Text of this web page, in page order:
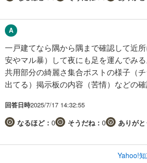
一戸建てなら隅から隅まで確認して近
安やマル暴）して夜にも足を運んでみ
共用部分の綺麗さ集合ポストの様子（
出てる）掲示板の内容（苦情）などの確
回答日時2025/7/17 14:32:55
なるほど： 0 そうだね： 0 ありがと
Yahoo!